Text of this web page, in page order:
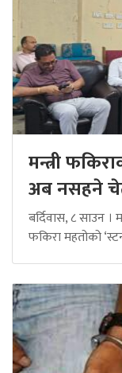
मन्त्री
अब नसहने
बर्दिवास, ८ साउन
फकिरा महतोको